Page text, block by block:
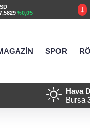
%0,05
SPOR
güvenlik ve
Hava
Bursa